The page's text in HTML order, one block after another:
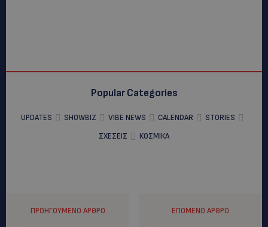
Popular Categories
UPDATES SHOWBIZ VIBE NEWS CALENDAR
STORIES
ΣΧΕΣΕΙΣ
ΚΟΣΜΙΚΑ
ΠΡΟΗΓΟΎΜΕΝΟ ΆΡΘΡΟ ΕΠΌΜΕΝΟ ΆΡΘΡΟ